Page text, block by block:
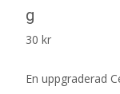
g
30 kr
En uppgraderad